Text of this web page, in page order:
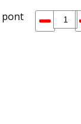
pont